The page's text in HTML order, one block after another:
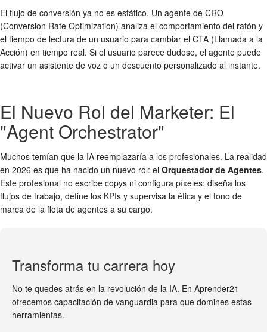
El flujo de conversión ya no es estático. Un agente de CRO
(Conversion Rate Optimization) analiza el comportamiento del ratón y
el tiempo de lectura de un usuario para cambiar el CTA (Llamada a la
Acción) en tiempo real. Si el usuario parece dudoso, el agente puede
activar un asistente de voz o un descuento personalizado al instante.
El Nuevo Rol del Marketer: El
"Agent Orchestrator"
Muchos temían que la IA reemplazaría a los profesionales. La realidad
en 2026 es que ha nacido un nuevo rol: el Orquestador de Agentes.
Este profesional no escribe copys ni configura píxeles; diseña los
flujos de trabajo, define los KPIs y supervisa la ética y el tono de
marca de la flota de agentes a su cargo.
Transforma tu carrera hoy
No te quedes atrás en la revolución de la IA. En Aprender21
ofrecemos capacitación de vanguardia para que domines estas
herramientas.